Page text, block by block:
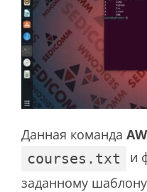
Данная команда
courses.txt
и
заданному